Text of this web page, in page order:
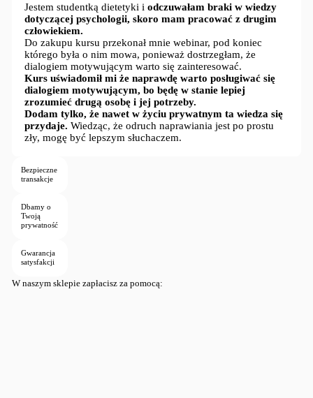
Jestem studentką dietetyki iodczuwałam braki w wiedzy
dotyczącej psychologii, skoro mam pracować z drugim
człowiekiem.
Do zakupu kursu przekonał mnie webinar, pod koniec
którego była o nim mowa, ponieważ dostrzegłam, że
dialogiem motywującym warto się zainteresować.
Kurs uświadomił mi że naprawdę warto posługiwać się
dialogiem motywującym, bo będę w stanie lepiej
zrozumieć drugą osobę i jej potrzeby.
Dodam tylko, że nawet w życiu prywatnym ta wiedza się
przydaje. Wiedząc, że odruch naprawiania jest po prostu
zły, mogę być lepszym słuchaczem.
Bezpieczne
transakcje
Dbamy o
Twoją
prywatność
Gwarancja
satysfakcji
W naszym sklepie zapłacisz za pomocą: